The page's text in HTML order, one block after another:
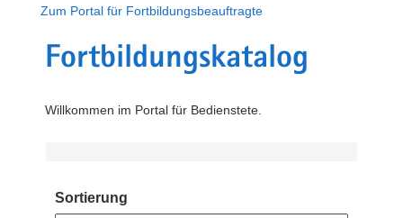
Zum Portal für Fortbildungsbeauftragte
Fortbildungskatalog
Willkommen im Portal für Bedienstete.
Sortierung